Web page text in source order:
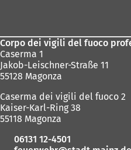
Corpo dei vigili del fuoco
Caserma 1
Jakob-Leischner-Straße 11
55128 Magonza
Caserma dei vigili del fuoco 2
Kaiser-Karl-Ring 38
55118 Magonza
06131 12-4501